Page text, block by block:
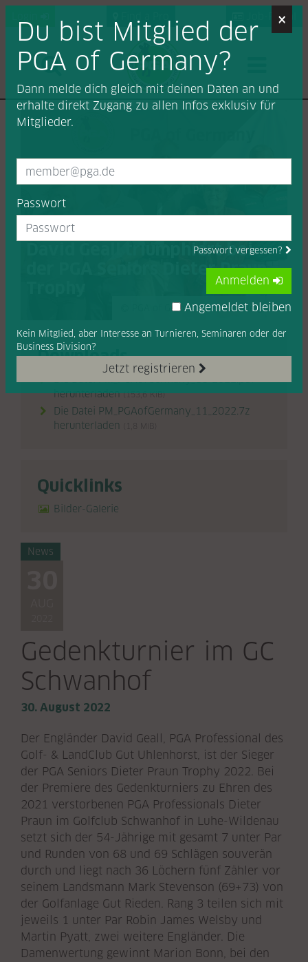
Job-Portal
David Geall triumphiert bei
der PGA Seniors Dieter Praun
PGA of Germany / Stefan Heigl
News
Gedenkturnier im GC
Schwanhof
30. August 2022
Der Engländer David Geall, PGA Professional des
Golf- & LandClub Gut Uhlenhorst, ist der Sieger
der PGA Seniors Dieter Praun Trophy 2022. Bei
der Premiere des Gedenkturniers zu Ehren des
2021 verstorbenen PGA Professionals Dieter
Praun im Golfclub Schwanhof in Luhe-Wildenau
setzt sich der 54-Jährige mit gesamt 7 unter Par
und Runden von 68 und 69 Schlägen souverän
durch und liegt nach 36 Löchern fünf Zähler vor
seinem Landsmann Mark Stevenson (69+73) von
der Golfanlage Gut Rieden. Rang 3 teilen sich mit
jeweils 1 unter Par Robin James Welsby und
Martin Pyatt, zwei weitere Engländer. Die
Damenwertung gewinnt Marion Bonn, bei den
Downloads
herunterladen(153,6 KiB)
Die Datei PM_PGAofGermany_11_2022.7z
herunterladen
Quicklinks
 Bilder-Galerie
×
Du bist Mitglied der
PGA of Germany?
Dann melde dich gleich mit deinen Daten an und
erhalte direkt Zugang zu allen Infos exklusiv für
Mitglieder.
Passwort
Passwort vergessen?
Jetzt registrieren
Kein Mitglied, aber Interesse an Turnieren, Seminaren oder der
Business Division?
Anmelden
Angemeldet bleiben